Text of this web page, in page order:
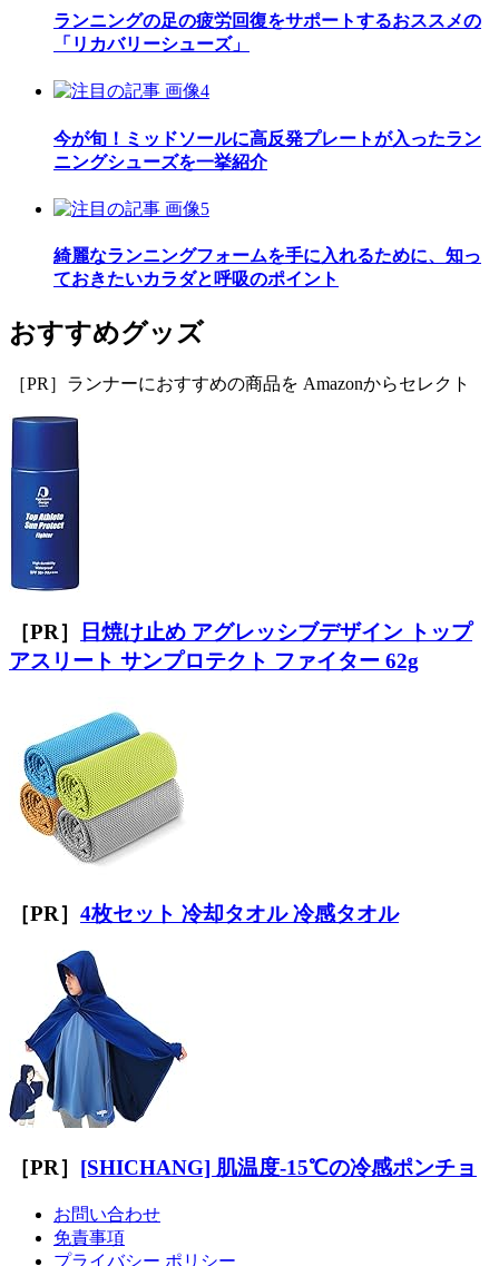
ランニングの足の疲労回復をサポートするおススメの
「リカバリーシューズ」
今が旬！ミッドソールに高反発プレートが入ったラン
ニングシューズを一挙紹介
綺麗なランニングフォームを手に入れるために、知っ
ておきたいカラダと呼吸のポイント
おすすめグッズ
［PR］ランナーにおすすめの商品を Amazonからセレクト
［PR］
日焼け止め アグレッシブデザイン トップ
アスリート サンプロテクト ファイター 62g
［PR］ 4枚セット 冷却タオル 冷感タオル
［PR］ [SHICHANG] 肌温度-15℃の冷感ポンチョ
お問い合わせ
免責事項
プライバシー ポリシー